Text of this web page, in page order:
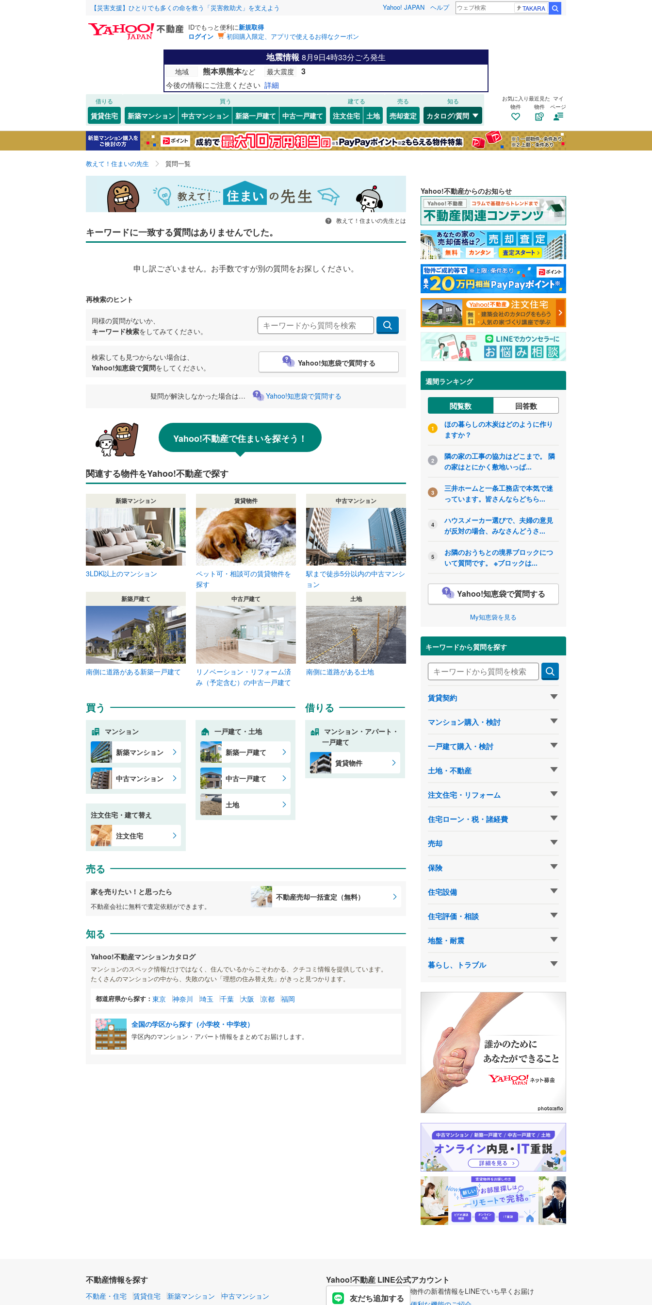
【災害支援】ひとりでも多くの命を救う「災害救助犬」を支えよう Yahoo! JAPAN ヘルプ TAKARA
IDでもっと便利に新規取得
ログイン
初回購入限定、アプリで使えるお得なクーポン
地震情報 8月9日4時33分ごろ発生
地域 熊本県熊本など 最大震度 3
今後の情報にご注意ください 詳細
借りる
賃貸住宅
買う
新築マンション 中古マンション 新築一戸建て 中古一戸建て
建てる
注文住宅 土地
売る
売却査定
知る
カタログ/質問
お気に入り
物件
最近見た
物件
マイ
ページ
教えて！住まいの先生 質問一覧
教えて！住まいの先生とは
キーワードに一致する質問はありませんでした。
申し訳ございません。お手数ですが別の質問をお探しください。
再検索のヒント
同様の質問がないか、
キーワード検索をしてみてください。
検索しても見つからない場合は、
Yahoo!知恵袋で質問をしてください。 Yahoo!知恵袋で質問する
疑問が解決しなかった場合は… Yahoo!知恵袋で質問する
Yahoo!不動産で住まいを探そう！
関連する物件をYahoo!不動産で探す
新築マンション
3LDK以上のマンション
賃貸物件
ペット可・相談可の賃貸物件を
探す
中古マンション
駅まで徒歩5分以内の中古マンシ
ョン
新築戸建て
南側に道路がある新築一戸建て
中古戸建て
リノベーション・リフォーム済
み（予定含む）の中古一戸建て
土地
南側に道路がある土地
買う
マンション
新築マンション
中古マンション
注文住宅・建て替え
注文住宅
一戸建て・土地
新築一戸建て
中古一戸建て
土地
借りる
マンション・アパート・
一戸建て
賃貸物件
売る
家を売りたい！と思ったら
不動産会社に無料で査定依頼ができます。
不動産売却一括査定（無料）
知る
Yahoo!不動産マンションカタログ
マンションのスペック情報だけではなく、住んでいるからこそわかる、クチコミ情報を提供しています。
たくさんのマンションの中から、失敗のない「理想の住み替え先」がきっと見つかります。
都道府県から探す： 東京 神奈川 埼玉 千葉 大阪 京都 福岡
全国の学区から探す（小学校・中学校）
学区内のマンション・アパート情報をまとめてお届けします。
Yahoo!不動産からのお知らせ
週間ランキング
閲覧数 回答数
1
ほの暮らしの木炭はどのように作り
ますか？
2
隣の家の工事の協力はどこまで。 隣
の家はとにかく敷地いっぱ...
3
三井ホームと一条工務店で本気で迷
っています。皆さんならどちら...
4
ハウスメーカー選びで、夫婦の意見
が反対の場合、みなさんどうさ...
5
お隣のおうちとの境界ブロックにつ
いて質問です。 ※ブロックは...
Yahoo!知恵袋で質問する
My知恵袋を見る
キーワードから質問を探す
賃貸契約
マンション購入・検討
一戸建て購入・検討
土地・不動産
注文住宅・リフォーム
住宅ローン・税・諸経費
売却
保険
住宅設備
住宅評価・相談
地盤・耐震
暮らし、トラブル
不動産情報を探す
不動産・住宅 賃貸住宅 新築マンション 中古マンション
Yahoo!不動産 LINE公式アカウント
友だち追加する
物件の新着情報をLINEでいち早くお届け